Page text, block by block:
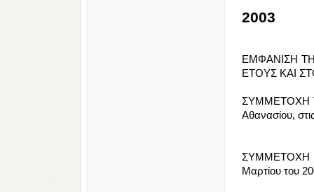
2003
ΕΜΦΑΝΙΣΗ
ΕΤΟΥΣ ΚΑΙ
ΣΥΜΜΕΤΟΧΗ
Αθανασίου,
ΣΥΜΜΕΤΟΧΗ
Μαρτίου του